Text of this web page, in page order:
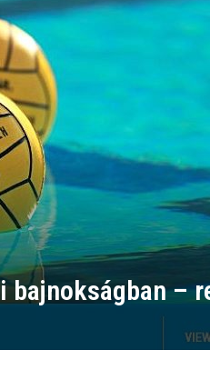
bajnokságban –